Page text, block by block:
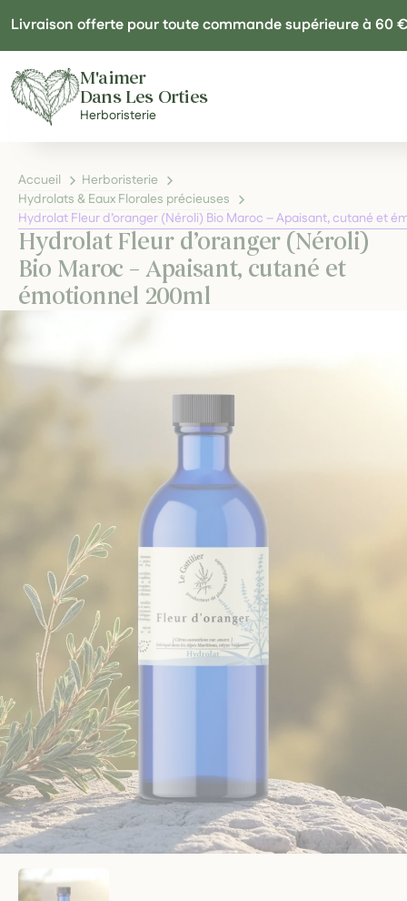
Livraison offerte pour toute commande supérieure à 60 €
M'aimer
Dans Les Orties
Herboristerie
Accueil
Herboristerie
Hydrolats & Eaux Florales précieuses
Hydrolat Fleur d’oranger (Néroli) Bio Maroc – Apaisant, cutané et
Hydrolat Fleur d’oranger (Néroli)
Bio Maroc – Apaisant, cutané et
émotionnel 200ml